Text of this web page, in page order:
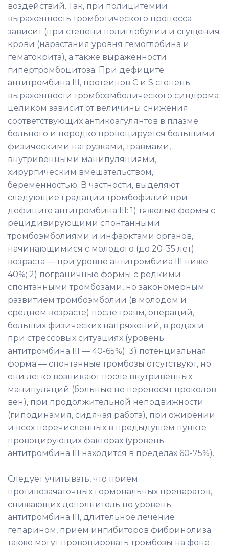
воздействий. Так, при полицитемии
выраженность тромботического процесса
зависит (при степени полиглобулии и сгущения
крови (нарастания уровня гемоглобина и
гематокрита), а также выраженности
гипертромбоцитоза. При дефиците
антитромбина III, протеинов С и S степень
выраженности тромбоэмболического синдрома
целиком зависит от величины снижения
соответствующих антикоагулянтов в плазме
больного и нередко провоцируется большими
физическими нагрузками, травмами,
внутривенными манипуляциями,
хирургическим вмешательством,
беременностью. В частности, выделяют
следующие градации тромбофилий при
дефиците антитромбина III: 1) тяжелые формы с
рецидивирующими спонтанными
тромбоэмболиями и инфарктами органов,
начинающимися с молодого (до 20-35 лет)
возраста — при уровне антитромбииа III ниже
40%; 2) пограничные формы с редкими
спонтанными тромбозами, но закономерным
развитием тромбоэмболии (в молодом и
среднем возрасте) после травм, операций,
больших физических напряжений, в родах и
при стрессовых ситуациях (уровень
антитромбина III — 40-65%); 3) потенциальная
форма — спонтанные тромбозы отсутствуют, но
они легко возникают после внутривенных
манипуляций (больные не переносят проколов
вен), при продолжительной неподвижности
(гиподинамия, сидячая работа), при ожирении
и всех перечисленных в предыдущем пункте
провоцирующих факторах (уровень
антитромбина III находится в пределах 60-75%).
Следует учитывать, что прием
противозачаточных гормональных препаратов,
снижающих дополнитель но уровень
антитромбина III, длительное лечение
гепарином, прием ингибиторов фибринолиза
также могут провоцировать тромбозы на фоне